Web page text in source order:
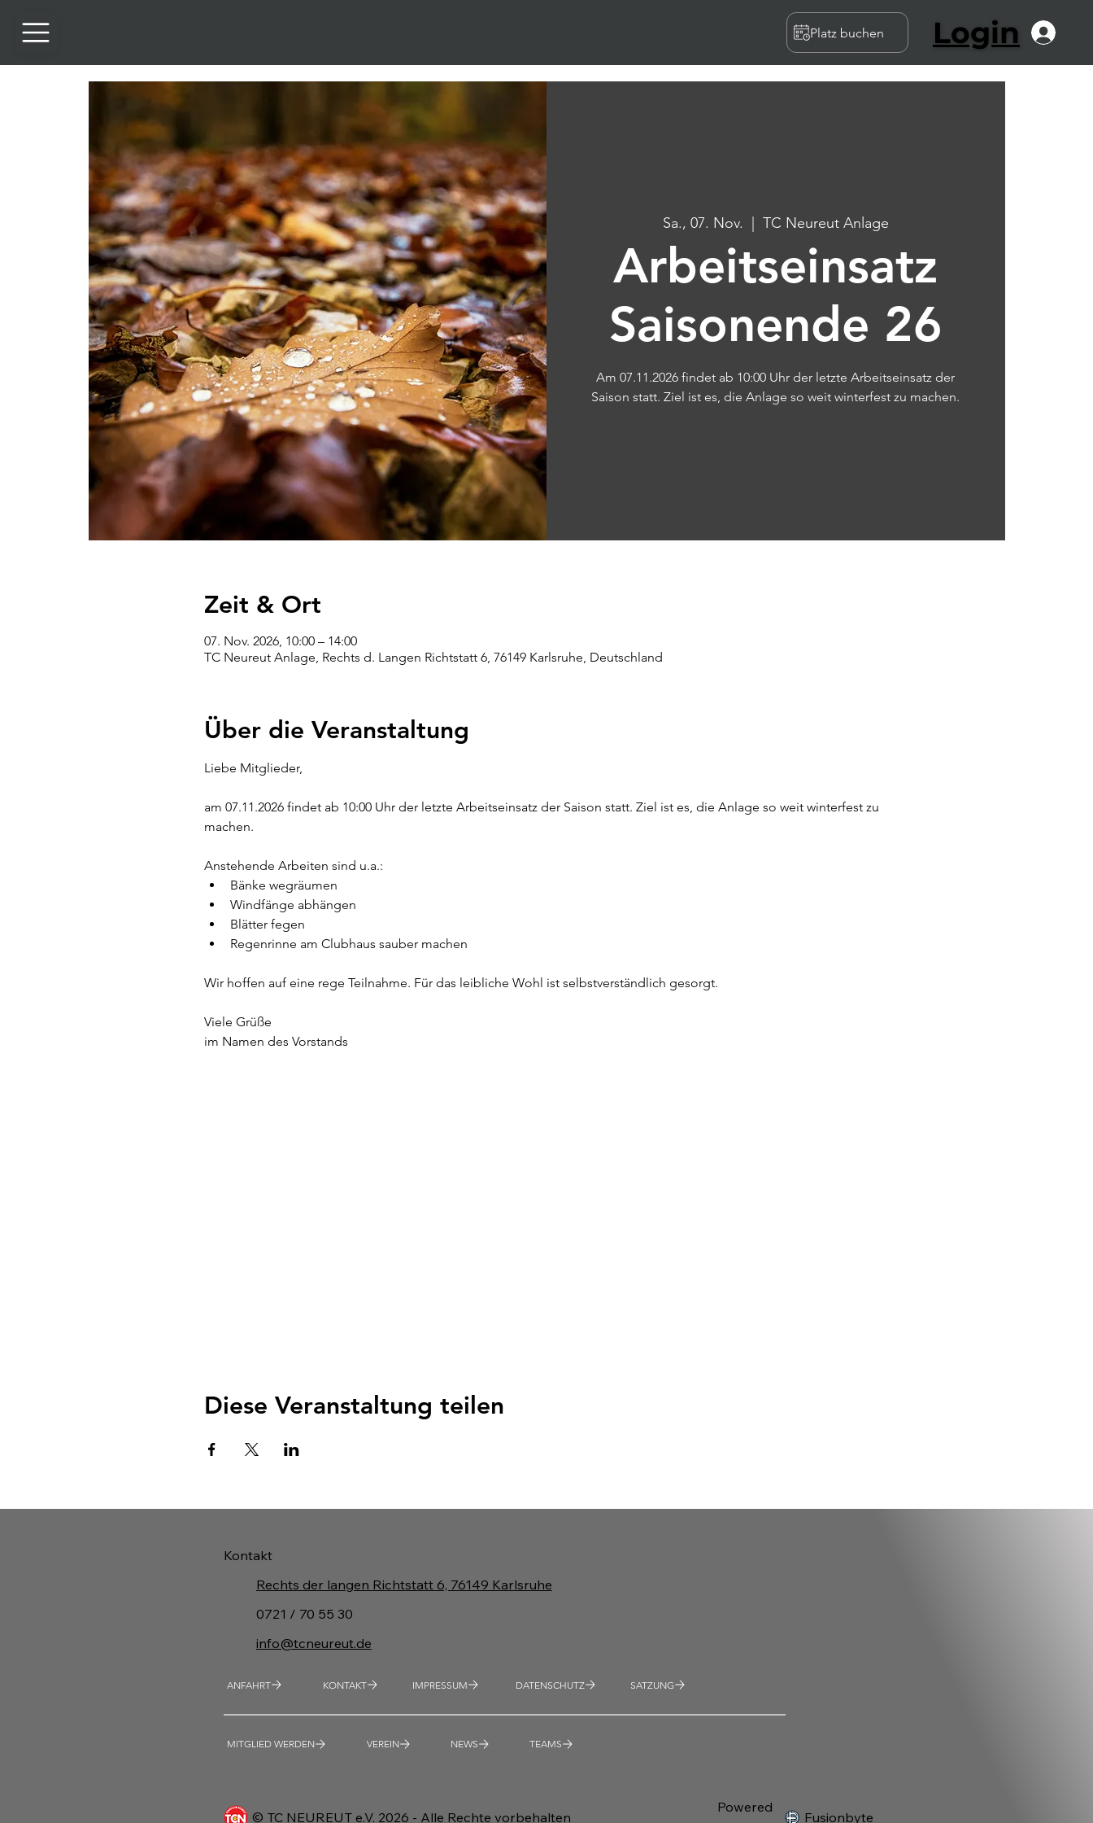
Platz buchen Login
Sa., 07. Nov. TC Neureut Anlage
Arbeitseinsatz
Saisonende 26
Am 07.11.2026 findet ab 10:00 Uhr der letzte Arbeitseinsatz der
Saison statt. Ziel ist es, die Anlage so weit winterfest zu machen.
Zeit & Ort
07. Nov. 2026, 10:00 – 14:00
TC Neureut Anlage, Rechts d. Langen Richtstatt 6, 76149 Karlsruhe, Deutschland
Über die Veranstaltung
Liebe Mitglieder,
am 07.11.2026 findet ab 10:00 Uhr der letzte Arbeitseinsatz der Saison statt. Ziel ist es, die Anlage so weit winterfest zu
machen.
Anstehende Arbeiten sind u.a.:
Bänke wegräumen
Windfänge abhängen
Blätter fegen
Regenrinne am Clubhaus sauber machen
Wir hoffen auf eine rege Teilnahme. Für das leibliche Wohl ist selbstverständlich gesorgt.
Viele Grüße
im Namen des Vorstands
Diese Veranstaltung teilen
Kontakt
Rechts der langen Richtstatt 6, 76149 Karlsruhe
0721 / 70 55 30
info@tcneureut.de
ANFAHRT KONTAKT IMPRESSUM DATENSCHUTZ SATZUNG
MITGLIED WERDEN VEREIN NEWS TEAMS
© TC NEUREUT e.V. 2026 - Alle Rechte vorbehalten
Powered
Fusionbyte